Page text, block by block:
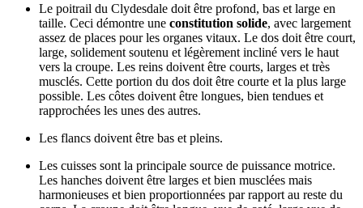
Le poitrail du Clydesdale doit être profond, bas et large en
taille. Ceci démontre une constitution solide, avec largement
assez de places pour les organes vitaux. Le dos doit être court,
large, solidement soutenu et légèrement incliné vers le haut
vers la croupe. Les reins doivent être courts, larges et très
musclés. Cette portion du dos doit être courte et la plus large
possible. Les côtes doivent être longues, bien tendues et
rapprochées les unes des autres.
Les flancs doivent être bas et pleins.
Les cuisses sont la principale source de puissance motrice.
Les hanches doivent être larges et bien musclées mais
harmonieuses et bien proportionnées par rapport au reste du